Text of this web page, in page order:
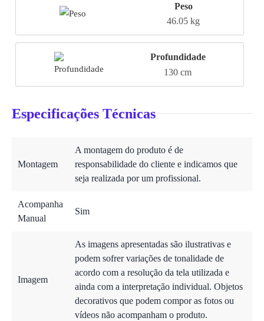
Peso
46.05 kg
Profundidade
130 cm
Especificações Técnicas
Montagem
A montagem do produto é de
responsabilidade do cliente e indicamos que
seja realizada por um profissional.
Acompanha
Manual
Sim
Imagem
As imagens apresentadas são ilustrativas e
podem sofrer variações de tonalidade de
acordo com a resolução da tela utilizada e
ainda com a interpretação individual. Objetos
decorativos que podem compor as fotos ou
vídeos não acompanham o produto.